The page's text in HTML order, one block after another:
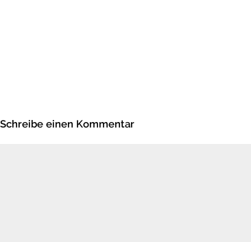
Schreibe einen Kommentar